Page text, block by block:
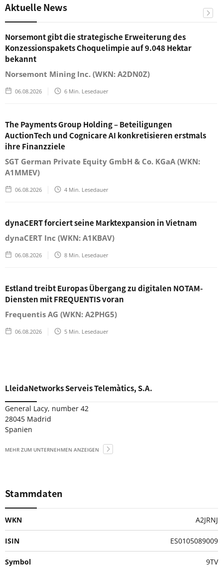
Aktuelle News
Norsemont gibt die strategische Erweiterung des
Konzessionspakets Choquelimpie auf 9.048 Hektar
bekannt
Norsemont Mining Inc. (WKN: A2DN0Z)
06.08.2026 6 Min. Lesedauer
The Payments Group Holding – Beteiligungen
AuctionTech und Cognicare AI konkretisieren erstmals
ihre Finanzziele
SGT German Private Equity GmbH & Co. KGaA (WKN:
A1MMEV)
06.08.2026 4 Min. Lesedauer
dynaCERT forciert seine Marktexpansion in Vietnam
dynaCERT Inc (WKN: A1KBAV)
06.08.2026 8 Min. Lesedauer
Estland treibt Europas Übergang zu digitalen NOTAM-
Diensten mit FREQUENTIS voran
Frequentis AG (WKN: A2PHG5)
06.08.2026 5 Min. Lesedauer
LleidaNetworks Serveis Telemàtics, S.A.
General Lacy, number 42
28045 Madrid
Spanien
MEHR ZUM UNTERNEHMEN ANZEIGEN
Stammdaten
WKN A2JRNJ
ISIN ES0105089009
Symbol 9TV